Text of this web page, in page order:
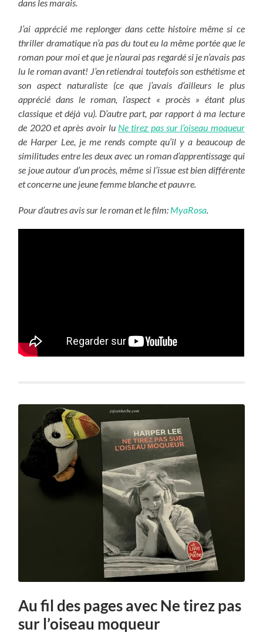
dans les marais.
J’ai apprécié me replonger dans cette histoire même si ce
thriller dramatique n’a pas du tout eu la même portée que le
roman pour moi et que je n’aurai pas regardé si je n’avais pas
lu le roman avant! J’en retiendrai toutefois son esthétisme et
son aspect naturaliste (ce que j’avais d’ailleurs le plus
apprécié dans le roman, l’aspect « procès » étant plus
classique et déjà vu). D’autre part, par rapport à ma lecture
de 2020 et après avoir lu Ne tirez pas sur l’oiseau moqueur
de Harper Lee, je me rends compte qu’il y a beaucoup de
similitudes entre les deux avec un roman d’apprentissage qui
se joue autour d’un procès, même si l’issue est bien différente
et concerne une jeune femme blanche et pauvre.
Pour d’autres avis sur le roman et le film: MyaRosa.
Au fil des pages avec Ne tirez pas
sur l’oiseau moqueur